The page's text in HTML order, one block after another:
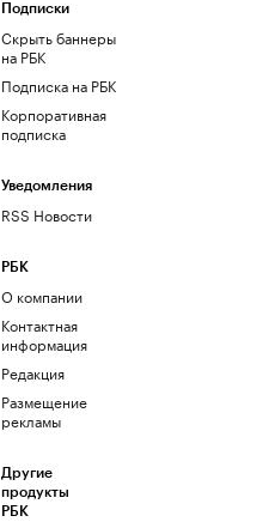
Подписки
Скрыть баннеры
на РБК
Подписка на РБК
Корпоративная
подписка
Уведомления
RSS Новости
РБК
О компании
Контактная
информация
Редакция
Размещение
рекламы
Другие
продукты
РБК